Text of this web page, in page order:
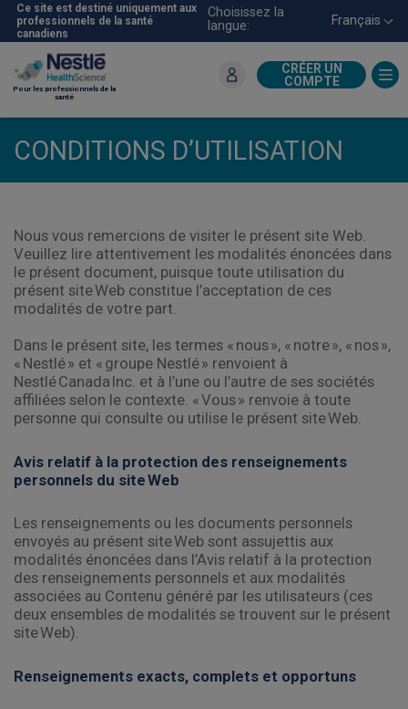
Aller
au
contenu
principal
Pour les professionnels de la
santé
Ce site est destiné uniquement aux
professionnels de la santé
canadiens
Choisissez la
langue:
Français
CRÉER UN
COMPTE
CONDITIONS D’UTILISATION
Nous vous remercions de visiter le présent site Web.
Veuillez lire attentivement les modalités énoncées dans
le présent document, puisque toute utilisation du
présent site Web constitue l’acceptation de ces
modalités de votre part.
Dans le présent site, les termes « nous », « notre », « nos »,
« Nestlé » et « groupe Nestlé » renvoient à
Nestlé Canada Inc. et à l’une ou l’autre de ses sociétés
affiliées selon le contexte. « Vous » renvoie à toute
personne qui consulte ou utilise le présent site Web.
Avis relatif à la protection des renseignements
personnels du site Web
Les renseignements ou les documents personnels
envoyés au présent site Web sont assujettis aux
modalités énoncées dans l’Avis relatif à la protection
des renseignements personnels et aux modalités
associées au Contenu généré par les utilisateurs (ces
deux ensembles de modalités se trouvent sur le présent
site Web).
Renseignements exacts, complets et opportuns